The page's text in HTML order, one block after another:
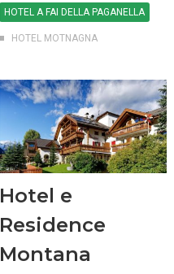
HOTEL A FAI DELLA PAGANELLA
HOTEL MOTNAGNA
Hotel e
Residence
Montana